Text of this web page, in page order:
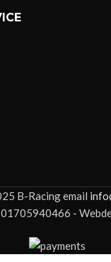
B-Racing email
01705940466 -